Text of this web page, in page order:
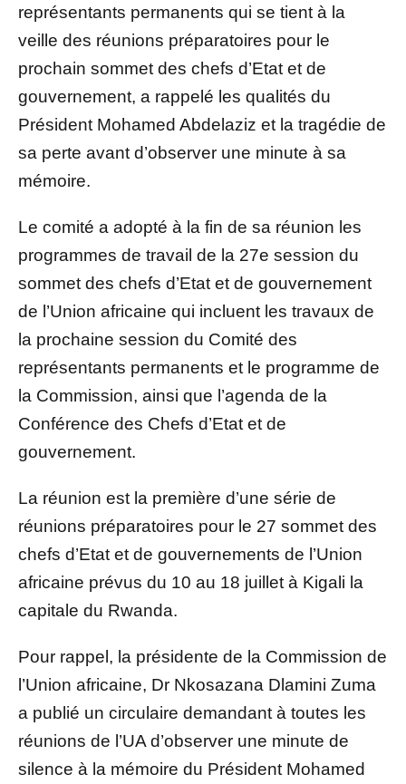
représentants permanents qui se tient à la
veille des réunions préparatoires pour le
prochain sommet des chefs d’Etat et de
gouvernement, a rappelé les qualités du
Président Mohamed Abdelaziz et la tragédie de
sa perte avant d’observer une minute à sa
mémoire.
Le comité a adopté à la fin de sa réunion les
programmes de travail de la 27e session du
sommet des chefs d’Etat et de gouvernement
de l’Union africaine qui incluent les travaux de
la prochaine session du Comité des
représentants permanents et le programme de
la Commission, ainsi que l’agenda de la
Conférence des Chefs d’Etat et de
gouvernement.
La réunion est la première d’une série de
réunions préparatoires pour le 27 sommet des
chefs d’Etat et de gouvernements de l’Union
africaine prévus du 10 au 18 juillet à Kigali la
capitale du Rwanda.
Pour rappel, la présidente de la Commission de
l’Union africaine, Dr Nkosazana Dlamini Zuma
a publié un circulaire demandant à toutes les
réunions de l’UA d’observer une minute de
silence à la mémoire du Président Mohamed